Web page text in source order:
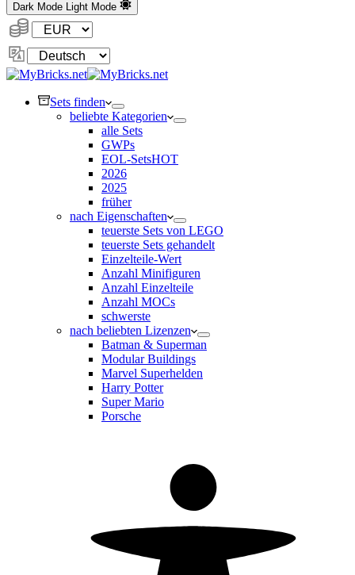
Dark Mode Light Mode
Währung:
Sprache
ändern
Sets finden
beliebte Kategorien
alle Sets
GWPs
EOL-SetsHOT
2026
2025
früher
nach Eigenschaften
teuerste Sets von LEGO
teuerste Sets gehandelt
Einzelteile-Wert
Anzahl Minifiguren
Anzahl Einzelteile
Anzahl MOCs
schwerste
nach beliebten Lizenzen
Batman & Superman
Modular Buildings
Marvel Superhelden
Harry Potter
Super Mario
Porsche